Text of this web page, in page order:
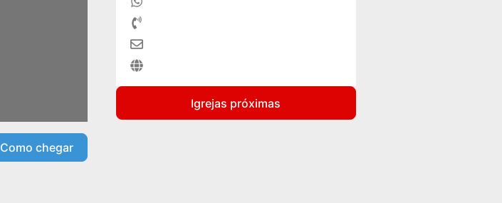
Como chegar
Igrejas próximas